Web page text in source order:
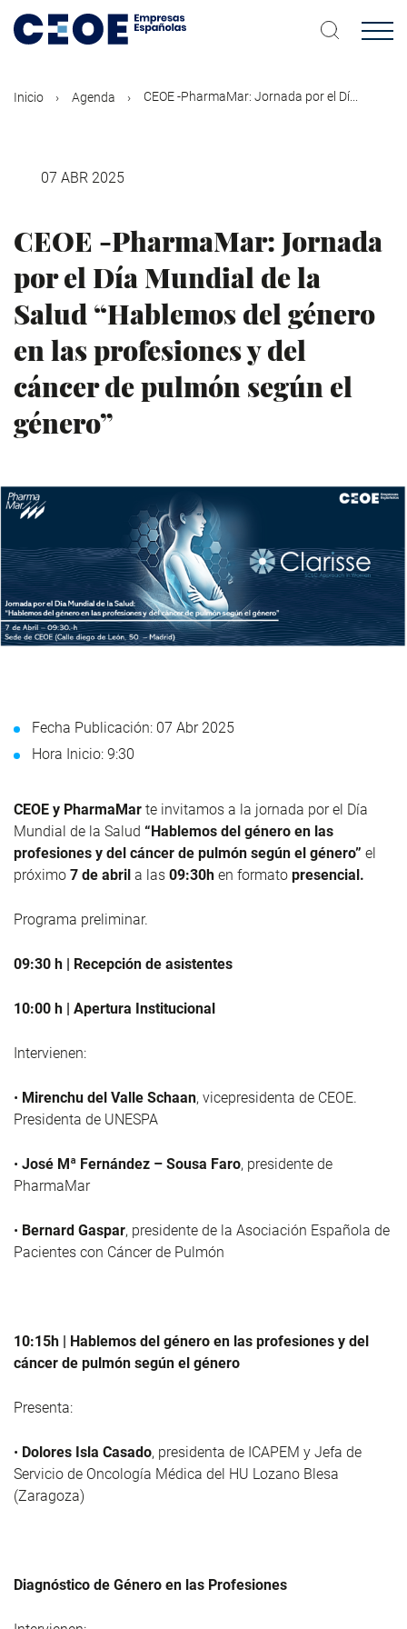
contenido
Inicio Agenda CEOE -PharmaMar: Jornada por el Dí...
07 ABR 2025
CEOE -PharmaMar: Jornada
por el Día Mundial de la
Salud “Hablemos del género
en las profesiones y del
cáncer de pulmón según el
género”
Fecha Publicación: 07 Abr 2025
Hora Inicio: 9:30
CEOE y PharmaMar te invitamos a la jornada por el Día
Mundial de la Salud “Hablemos del género en las
profesiones y del cáncer de pulmón según el género” el
próximo 7 de abril a las 09:30h en formato presencial.
Programa preliminar.
09:30 h | Recepción de asistentes
10:00 h | Apertura Institucional
Intervienen:
• Mirenchu del Valle Schaan, vicepresidenta de CEOE.
Presidenta de UNESPA
• José Mª Fernández – Sousa Faro, presidente de
PharmaMar
• Bernard Gaspar, presidente de la Asociación Española de
Pacientes con Cáncer de Pulmón
10:15h | Hablemos del género en las profesiones y del
cáncer de pulmón según el género
Presenta:
• Dolores Isla Casado, presidenta de ICAPEM y Jefa de
Servicio de Oncología Médica del HU Lozano Blesa
(Zaragoza)
Diagnóstico de Género en las Profesiones